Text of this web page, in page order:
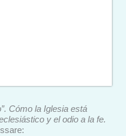
Cómo la Iglesia está
y el odio a la fe.